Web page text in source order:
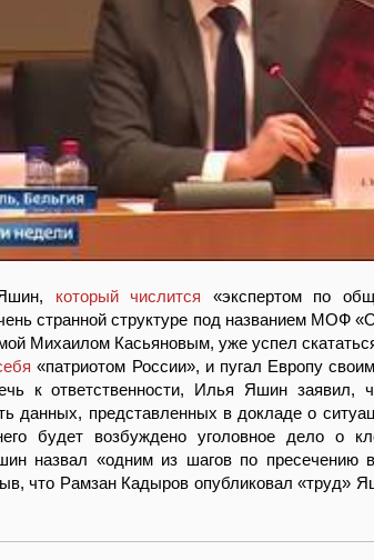
который числится «экспертом по
странной структуре под названием МОФ
Михаилом Касьяновым, уже успел
«патриотом России», и пугал Европу
к ответственности, Илья Яшин заявил,
данных, представленных в докладе о
будет возбуждено уголовное дело о
назвал «одним из шагов по пресечению в
что Рамзан Кадыров опубликовал «труд»